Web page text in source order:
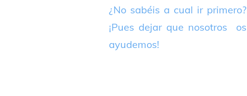
¿No sabéis a cual ir primero?
¡Pues dejar que nosotros os
ayudemos!